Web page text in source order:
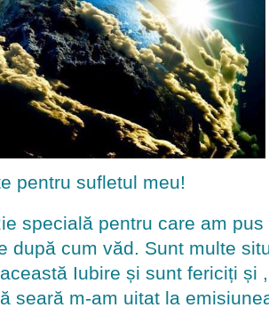
pentru sufletul meu!
specială pentru care am
după cum văd. Sunt multe
Iubire și sunt fericiți și
seară m-am uitat la